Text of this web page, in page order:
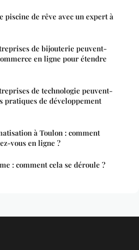
piscine de rêve avec un expert à
de bijouterie peuvent-
en ligne pour étendre
de technologie peuvent-
pratiques de développement
à Toulon : comment
vous en ligne ?
: comment cela se déroule ?